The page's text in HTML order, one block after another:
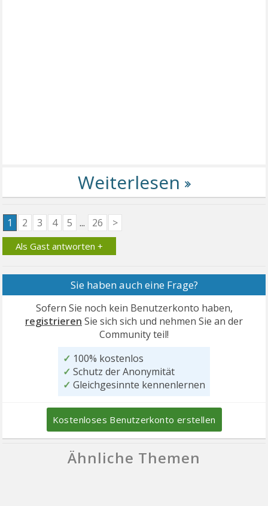
1 2 3 4 5 ... 26 >
Als Gast antworten +
Sie haben auch eine Frage?
Sofern Sie noch kein Benutzerkonto haben,
registrieren Sie sich sich und nehmen Sie an der
Community teil!
✓ 100% kostenlos
✓ Schutz der Anonymität
✓ Gleichgesinnte kennenlernen
Kostenloses Benutzerkonto erstellen
Ähnliche Themen